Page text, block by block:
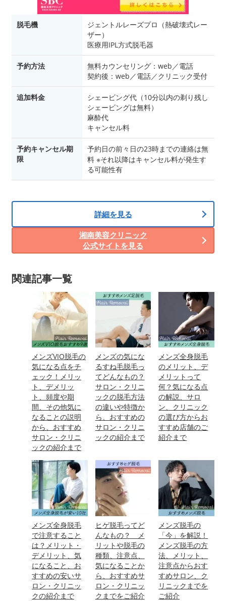
脱毛機
ジェントルレーズプロ（熱破壊式レー
ザー）
医療用IPL方式脱毛器
予約方法
無料カウンセリング：web／電話
契約後：web／電話／クリニック受付
追加料金
シェービング代（10分以内の剃り残し
シェービングは無料）
麻酔代
キャンセル料
予約キャンセル期
限
予約日の前々日の23時までの連絡は無
料 ※それ以降はキャンセル料が発生す
る可能性有
詳細を見る
湘南美容クリニック
公式サイトを見る
関連記事一覧
メンズVIO脱毛の
気になる点をチ
ェック！メリッ
ト、デメリッ
ト、頻度や期
間、その他気に
なることの説明
から、おすすめ
サロン・クリニ
ックの紹介まで
メンズの気にな
るすね毛脱毛っ
てどんなもの？
サロン・クリニ
ックの脱毛方法
の違いや特徴か
ら、おすすめの
サロン・クリニ
ックの紹介まで
メンズ全身脱毛
のメリット、デ
メリットって
何？気になる点
の解説、サロ
ン、クリニック
の選び方からお
すすめ店舗のご
紹介まで
メンズ全身脱毛
で注意すること
は？メリット・
デメリット、気
になること、お
すすめの安いサ
ロン・クリニッ
クの紹介まで
ヒゲ脱毛ってど
んなもの？ メ
リットや脱毛の
種類、注意点、
気になることか
ら、おすすめサ
ロン・クリニッ
クまでをご紹介
メンズ脱毛の
「今」を解説！
メンズ脱毛の方
法、メリット、
注意点からおす
すめサロン、ク
リニックまでを
ご紹介